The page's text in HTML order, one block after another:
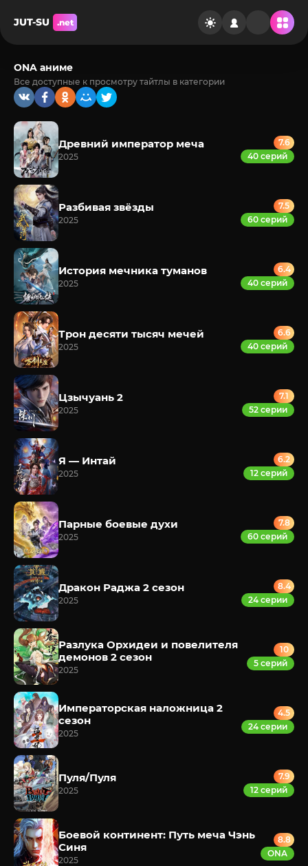
JUT-SU .net
ONA аниме
Все доступные к просмотру тайтлы в категории
Древний император меча
2025
7.6
40 серий
Разбивая звёзды
2025
7.5
60 серий
История мечника туманов
2025
6.4
40 серий
Трон десяти тысяч мечей
2025
6.6
40 серий
Цзычуань 2
2025
7.1
52 серии
Я — Интай
2025
6.2
12 серий
Парные боевые духи
2025
7.8
60 серий
Дракон Раджа 2 сезон
2025
8.4
24 серии
Разлука Орхидеи и повелителя
демонов 2 сезон
2025
10
5 серий
Императорская наложница 2
сезон
2025
4.5
24 серии
Пуля/Пуля
2025
7.9
12 серий
Боевой континент: Путь меча Чэнь
Синя
2025
8.8
ONA